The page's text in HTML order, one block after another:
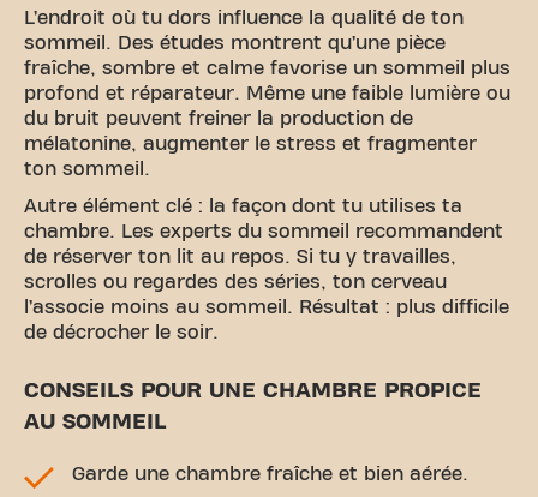
L’endroit où tu dors influence la qualité de ton
sommeil. Des études montrent qu’une pièce
fraîche, sombre et calme favorise un sommeil plus
profond et réparateur. Même une faible lumière ou
du bruit peuvent freiner la production de
mélatonine, augmenter le stress et fragmenter
ton sommeil.
Autre élément clé : la façon dont tu utilises ta
chambre. Les experts du sommeil recommandent
de réserver ton lit au repos. Si tu y travailles,
scrolles ou regardes des séries, ton cerveau
l’associe moins au sommeil. Résultat : plus difficile
de décrocher le soir.
CONSEILS POUR UNE CHAMBRE PROPICE
AU SOMMEIL
Garde une chambre fraîche et bien aérée.